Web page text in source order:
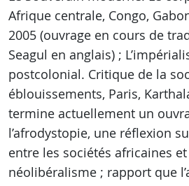
Afrique centrale, Congo,
2005 (ouvrage en cours de
Seagul en anglais) ;
postcolonial. Critique de la
éblouissements, Paris,
termine actuellement un
l’afrodystopie, une réflexion
entre les sociétés africaines
néolibéralisme ; rapport que